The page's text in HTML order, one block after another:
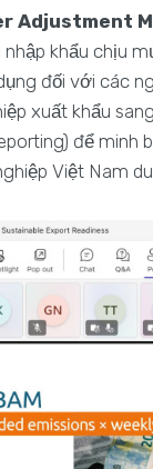
Adjustment
khẩu chịu
đối với các
xuất khẩu
để
Việt Nam